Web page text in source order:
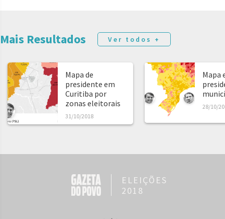
Mais Resultados Ver todos +
Mapa de
presidente em
Curitiba por
zonas eleitorais
31/10/2018
Mapa
28/10/
ELEIÇÕES
2018